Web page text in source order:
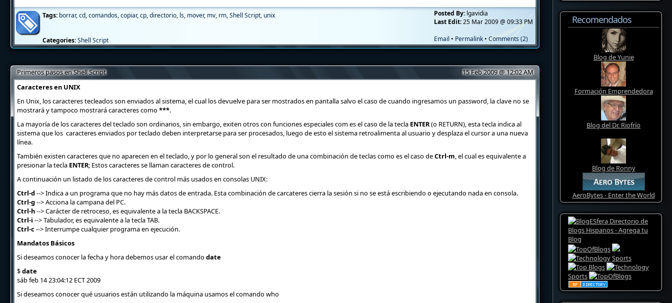
Posted By: lgavidia
Last Edit:25 Mar 2009 @ 09:33 PM
Email • Permalink•Comments (2)
Tags: borrar,cd,comandos,copiar,cp,directorio, ls, mover, mv, rm,Shell Script, unix
Categories: Shell Script
Primeros pasos en Shell Script
15 Feb 2009 @ 12:02 AM
Caracteres en UNIX
En Unix, los caracteres tecleados son enviados al sistema, el cual los devuelve para ser mostrados en pantalla salvo el caso de cuando ingresamos un password, la clave no se
mostrará y tampoco mostrará caracteres como ***.
La mayoría de los caracteres del teclado son ordinarios, sin embargo, exiten otros con funciones especiales com es el caso de la tecla ENTER(o RETURN), esta tecla indica al
sistema que los caracteres enviados por teclado deben interpretarse para ser procesados, luego de esto el sistema retroalimenta al usuario y desplaza el cursor a una nueva
línea.
También existen caracteres que no aparecen en el teclado, y por lo general son el resultado de una combinación de teclas como es el caso deCtrl-m, el cual es equivalente a
presionar la tecla ENTER; Estos caracteres se llaman caracteres de control.
A continuación un listado de los caracteres de control más usados en consolas UNIX:
Ctrl-d--> Indica a un programa que no hay más datos de entrada. Esta combinación de carcateres cierra la sesión si no se está escribiendo o ejecutando nada en consola.
Ctrl-g--> Acciona la campana del PC.
Ctrl-h--> Carácter de retroceso, es equivalente a la tecla BACKSPACE.
Ctrl-i --> Tabulador, es equivalente a la tecla TAB.
Ctrl-c --> Interrumpe cualquier programa en ejecución.
Mandatos Básicos
Si deseamos conocer la fecha y hora debemos usar el comando date
$date
sáb feb 14 23:04:12 ECT 2009
Si deseamos conocer qué usuarios están utilizando la máquina usamos el comando who
Recomendados
Blog de Yunie
Formación Emprendedora
Blog del Dr. Riofrío
Blog de Ronny
AeroBytes - Enter the World
Sports
Sports